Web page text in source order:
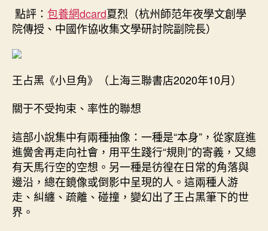
點評： 包養網dcard夏烈（杭州師范年夜學文創學
院傳授、中國作協收集文學研討院副院長）
王占黑《小旦角》（上海三聯書店2020年10月）
關于不受拘束、率性的聯想
這部小說集中有兩種抽像：一種是“本身”，從家庭進
進黌舍再走向社會，用平生踐行“規則”的寄義，又總
有天馬行空的空想。另一種是彷徨在日常的角落與
邊沿，總在鏡像或倒影中呈現的人。這兩種人游
走、糾纏、疏離、碰撞，變幻出了王占黑筆下的世
界。